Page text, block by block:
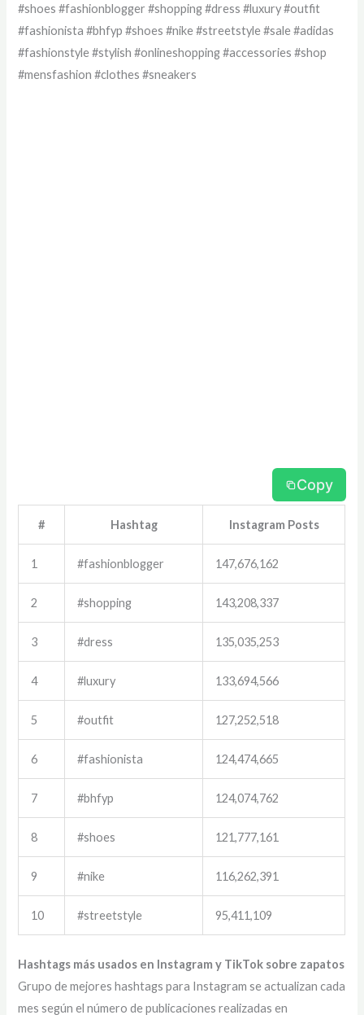
#shoes #fashionblogger #shopping #dress #luxury #outfit
#fashionista #bhfyp #shoes #nike #streetstyle #sale #adidas
#fashionstyle #stylish #onlineshopping #accessories #shop
#mensfashion #clothes #sneakers
Copy
# Hashtag Instagram Posts
1 #fashionblogger 147,676,162
2 #shopping 143,208,337
3 #dress 135,035,253
4 #luxury 133,694,566
5 #outfit 127,252,518
6 #fashionista 124,474,665
7 #bhfyp 124,074,762
8 #shoes 121,777,161
9 #nike 116,262,391
10 #streetstyle 95,411,109
Hashtags más usados en Instagram y TikTok sobre zapatos
Grupo de mejores hashtags para Instagram se actualizan cada
mes según el número de publicaciones realizadas en